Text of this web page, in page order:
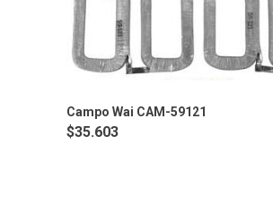
Campo Wai CAM-59121
$35.603